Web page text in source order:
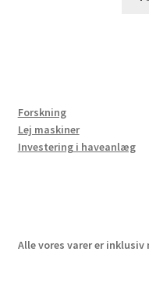
Forskning
Lej maskiner
Investering i haveanlæg
Alle vores varer er inklusiv